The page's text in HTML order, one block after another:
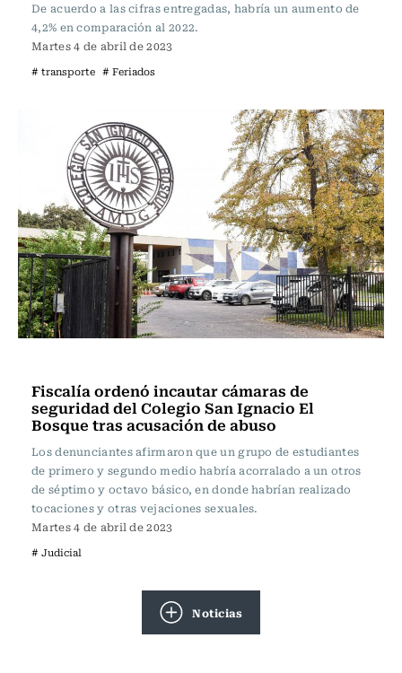
De acuerdo a las cifras entregadas, habría un aumento de
4,2% en comparación al 2022.
Martes 4 de abril de 2023
# transporte # Feriados
Fiscalía ordenó incautar cámaras de
seguridad del Colegio San Ignacio El
Bosque tras acusación de abuso
Los denunciantes afirmaron que un grupo de estudiantes
de primero y segundo medio habría acorralado a un otros
de séptimo y octavo básico, en donde habrían realizado
tocaciones y otras vejaciones sexuales.
Martes 4 de abril de 2023
# Judicial
Noticias